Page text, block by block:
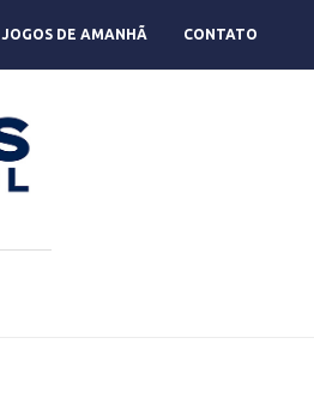
JOGOS DE AMANHÃ CONTATO